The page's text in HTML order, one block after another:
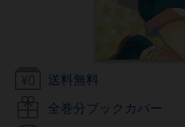
送料無料
全巻分ブックカバー